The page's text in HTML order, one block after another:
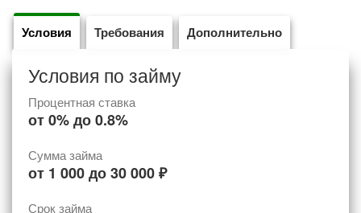
Условия Требования Дополнительно
Условия по займу
Процентная ставка
от0%до0.8%
Сумма займа
от 1 000до30 000₽
Срок займа